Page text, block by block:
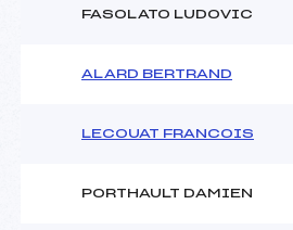
FASOLATO LUDOVIC
ALARD BERTRAND
LECOUAT FRANCOIS
PORTHAULT DAMIEN